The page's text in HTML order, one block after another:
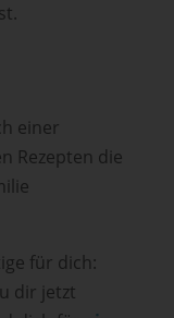
einer
Rezepten die
für dich:
dir jetzt